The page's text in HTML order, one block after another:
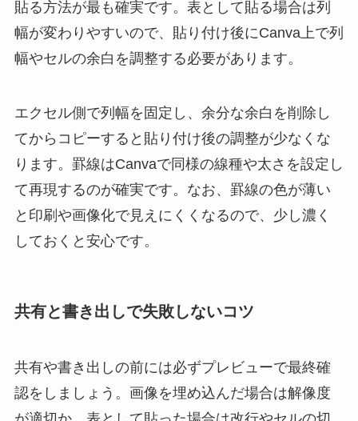
貼る方法が最も確実です。表として貼る場合は列
幅が変わりやすいので、貼り付け後にCanva上で列
幅やセルの余白を調整する必要があります。
エクセル側で列幅を固定し、余分な余白を削除し
てからコピーすると貼り付け後の調整が少なくな
ります。罫線はCanvaで同様の線種や太さを設定し
て再現するのが確実です。なお、罫線の色が薄い
と印刷や画像化で見えにくくなるので、少し濃く
しておくと安心です。
共有と書き出しで失敗しないコツ
共有や書き出しの前には必ずプレビューで最終確
認をしましょう。画像を埋め込んだ場合は解像度